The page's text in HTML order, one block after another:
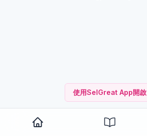
使用SelGreat App開啟